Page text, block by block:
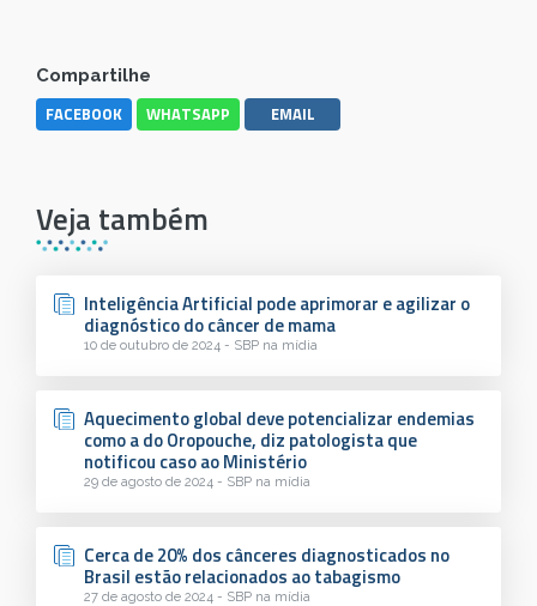
Compartilhe
FACEBOOK WHATSAPP EMAIL
Veja também
Inteligência Artificial pode aprimorar e agilizar o
diagnóstico do câncer de mama
10 de outubro de 2024 - SBP na mídia
Aquecimento global deve potencializar endemias
como a do Oropouche, diz patologista que
notificou caso ao Ministério
29 de agosto de 2024 - SBP na mídia
Cerca de 20% dos cânceres diagnosticados no
Brasil estão relacionados ao tabagismo
27 de agosto de 2024 - SBP na mídia